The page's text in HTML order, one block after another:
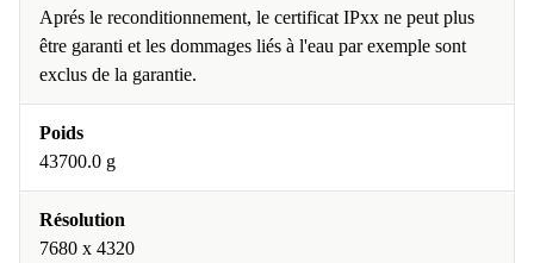
Aprés le reconditionnement, le certificat IPxx ne peut plus
être garanti et les dommages liés à l'eau par exemple sont
exclus de la garantie.
Poids
43700.0 g
Résolution
7680 x 4320